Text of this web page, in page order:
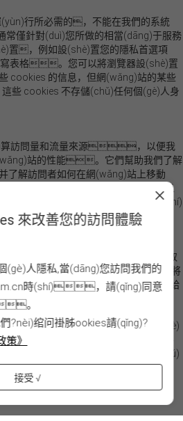
行所必需的，不能在我們的系統
僅針對(duì)您所做的相當(dāng)于服務
置，例如設(shè)置您的隱私首選項
格。您可以將瀏覽器設(shè)置
cookies 的信息，但網(wǎng)站的某些
些 cookies 不存儲(chǔ)任何個(gè)人身
算訪問量和流量來源，以便我
站的性能。它們幫助我們了解
了解訪問者如何在網(wǎng)站上移動
集的所有信息都是匯總的，而且
些 cookies，我們將不知道您何時(shí)
，也無法監(jiān)控其性能。
和個(gè)性化您的定向廣告體驗
(dòng)開關(guān)來行使選擇不獲取
如果您選擇關(guān)閉，我們將
，也不會(huì)將您的個(gè)人信息交給
合作伙伴通過我們的網(wǎng)站設(shè)
使用它們來建立您的興趣檔案，并
關(guān)廣告。它們不直接存儲(chǔ)
(biāo)識(shí)您的瀏覽器和互聯(lián)網
允許使用這些 cookie，您將體驗
來改善您的訪問體驗
(gè)人隱私,當(dāng)您訪問我們的
時(shí)，請(qǐng)同意
。
?nèi)绾问褂胏ookies請(qǐng)?
策》
接受 √